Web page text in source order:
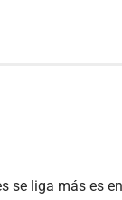
se liga más es